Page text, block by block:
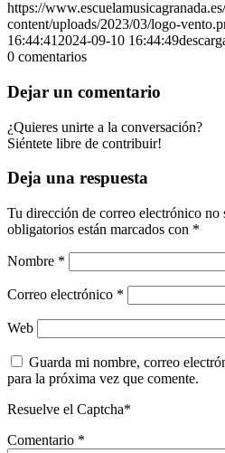
https://
content/uploads/2023/03/logo-
16:44:41 2024-09-10 16:44:49
0 comentarios
Dejar un comentario
¿Quieres unirte a la conversación?
Siéntete libre de contribuir!
Deja una respuesta
Tu dirección de correo electrónico no
obligatorios están marcados con *
Nombre *
Correo electrónico *
Web
Guarda mi nombre, correo
para la próxima vez que comente.
Resuelve el Captcha*
Comentario *